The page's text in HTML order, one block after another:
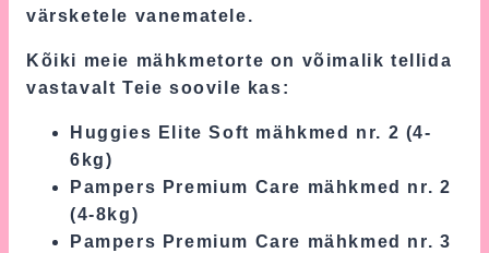
värsketele vanematele.
Kõiki meie mähkmetorte on võimalik tellida
vastavalt Teie soovile kas:
Huggies Elite Soft mähkmed nr. 2 (4-
6kg)
Pampers Premium Care mähkmed nr. 2
(4-8kg)
Pampers Premium Care mähkmed nr. 3